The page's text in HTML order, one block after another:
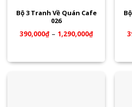
Bộ 3 Tranh Về Quán Cafe
026
390,000₫– 1,290,000₫